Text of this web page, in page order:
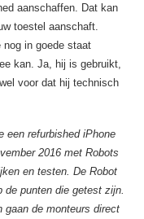
aanschaffen. Dat kan
toestel aanschaft.
nog in goede staat
kan. Ja, hij is gebruikt,
voor dat hij technisch
een refurbished iPhone
2016 met Robots
en testen. De Robot
punten die getest zijn.
gaan de monteurs direct